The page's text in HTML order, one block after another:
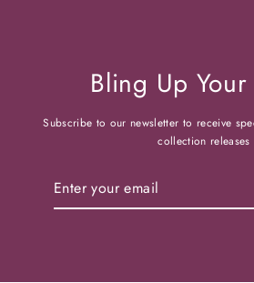
Bling Up
Subscribe to our newsletter to receive
collection releases